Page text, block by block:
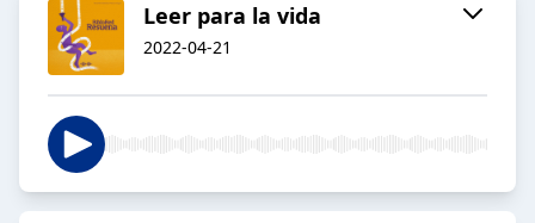
Leer para la vida
2022-04-21